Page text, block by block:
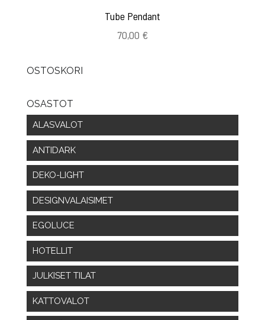
Tube Pendant
70,00 €
OSTOSKORI
OSASTOT
ALASVALOT
ANTIDARK
DEKO-LIGHT
DESIGNVALAISIMET
EGOLUCE
HOTELLIT
JULKISET TILAT
KATTOVALOT